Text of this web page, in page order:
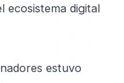
ecosistema digital
estuvo